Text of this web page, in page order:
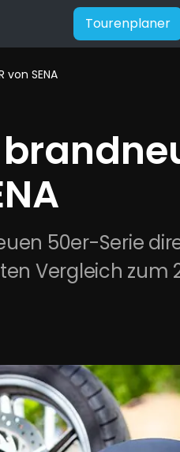
Tourenplaner
von SENA
50er-Serie
Vergleich zum